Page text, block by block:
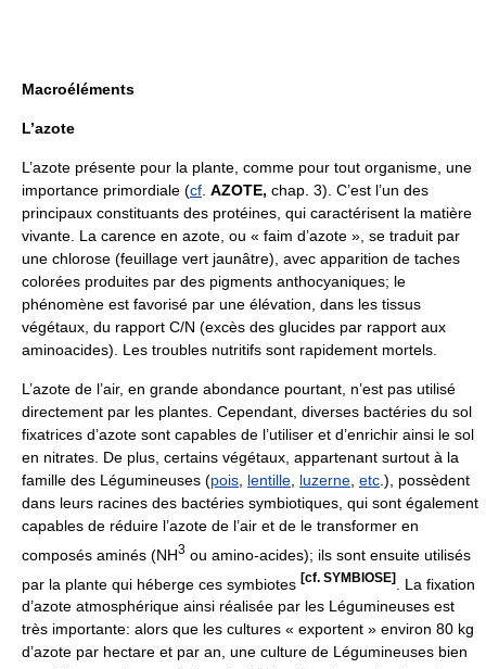
Macroéléments
L’azote
L’azote présente pour la plante, comme pour tout organisme, une
importance primordiale (cf AZOTE, chap. 3). C’est l’un des
principaux constituants des protéines, qui caractérisent la matière
vivante. La carence en azote, ou « faim d’azote », se traduit par
une chlorose (feuillage vert jaunâtre), avec apparition de taches
colorées produites par des pigments anthocyaniques; le
phénomène est favorisé par une élévation, dans les tissus
végétaux, du rapport C/N (excès des glucides par rapport aux
aminoacides). Les troubles nutritifs sont rapidement mortels.
L’azote de l’air, en grande abondance pourtant, n’est pas utilisé
directement par les plantes. Cependant, diverses bactéries du sol
fixatrices d’azote sont capables de l’utiliser et d’enrichir ainsi le sol
en nitrates. De plus, certains végétaux, appartenant surtout à la
famille des Légumineuses (pois lentille luzerne etc .), possèdent
dans leurs racines des bactéries symbiotiques, qui sont également
capables de réduire l’azote de l’air et de le transformer en
composés aminés (NH3 ou amino-acides); ils sont ensuite utilisés
par la plante qui héberge ces symbiotes [cf. SYMBIOSE]
. La fixation
d’azote atmosphérique ainsi réalisée par les Légumineuses est
très importante: alors que les cultures « exportent » environ 80 kg
d’azote par hectare et par an, une culture de Légumineuses bien